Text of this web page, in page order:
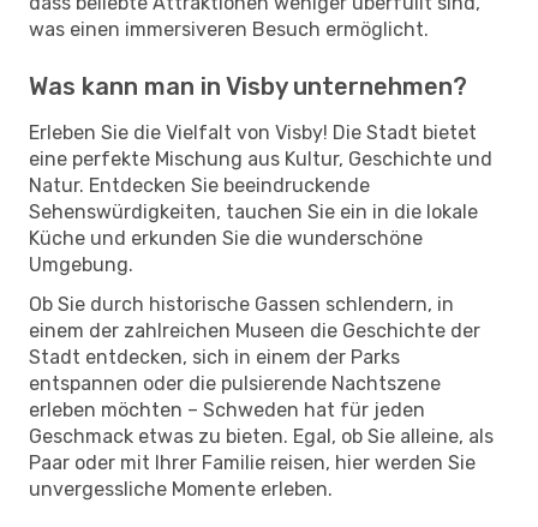
was einen immersiveren Besuch ermöglicht.
Was kann man in Visby unternehmen?
Erleben Sie die Vielfalt von Visby! Die Stadt bietet
eine perfekte Mischung aus Kultur, Geschichte und
Natur. Entdecken Sie beeindruckende
Sehenswürdigkeiten, tauchen Sie ein in die lokale
Küche und erkunden Sie die wunderschöne
Umgebung.
Ob Sie durch historische Gassen schlendern, in
einem der zahlreichen Museen die Geschichte der
Stadt entdecken, sich in einem der Parks
entspannen oder die pulsierende Nachtszene
erleben möchten – Schweden hat für jeden
Geschmack etwas zu bieten. Egal, ob Sie alleine, als
Paar oder mit Ihrer Familie reisen, hier werden Sie
unvergessliche Momente erleben.